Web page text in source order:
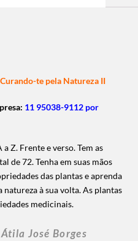
te pela Natureza II
11 95038-9112 por
a Z. Frente e verso.Tem as
de 72.Tenha em suas mãos
das plantas e aprenda
natureza à sua volta.As plantas
medicinais.
José Borges